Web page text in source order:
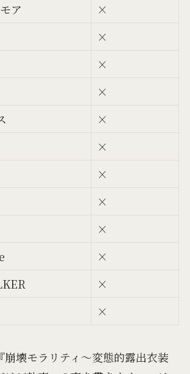
ア
×
×
×
×
×
×
×
×
×
×
×
×
崩壊モラリティ～変態的露出衣装